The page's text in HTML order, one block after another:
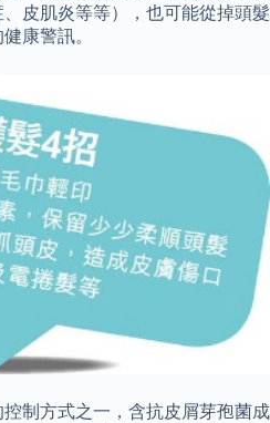
皮肌炎等等），也可能從掉頭髮
康警訊。
制方式之一，含抗皮屑芽孢菌成